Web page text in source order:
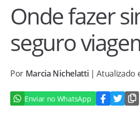
Onde fazer
seguro
Por Marcia Nichelatti | Atualizado
Enviar no WhatsApp